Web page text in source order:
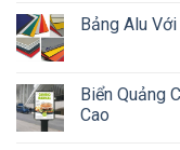
Bảng Alu
Biển Quảng
Cao